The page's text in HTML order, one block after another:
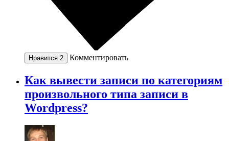
Нравится 2 Комментировать
Как вывести записи по категориям
произвольного типа записи в
Wordpress?